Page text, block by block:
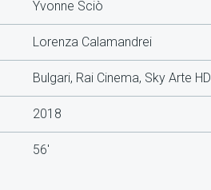
Yvonne Sciò
Lorenza Calamandrei
Bulgari, Rai Cinema, Sky Arte HD
2018
56'